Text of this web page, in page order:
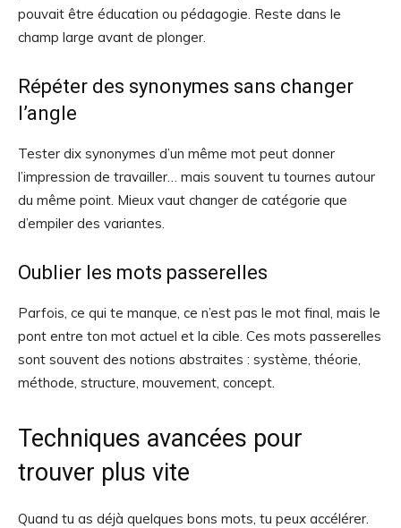
pouvait être éducation ou pédagogie. Reste dans le
champ large avant de plonger.
Répéter des synonymes sans changer
l’angle
Tester dix synonymes d’un même mot peut donner
l’impression de travailler… mais souvent tu tournes autour
du même point. Mieux vaut changer de catégorie que
d’empiler des variantes.
Oublier les mots passerelles
Parfois, ce qui te manque, ce n’est pas le mot final, mais le
pont entre ton mot actuel et la cible. Ces mots passerelles
sont souvent des notions abstraites : système, théorie,
méthode, structure, mouvement, concept.
Techniques avancées pour
trouver plus vite
Quand tu as déjà quelques bons mots, tu peux accélérer.